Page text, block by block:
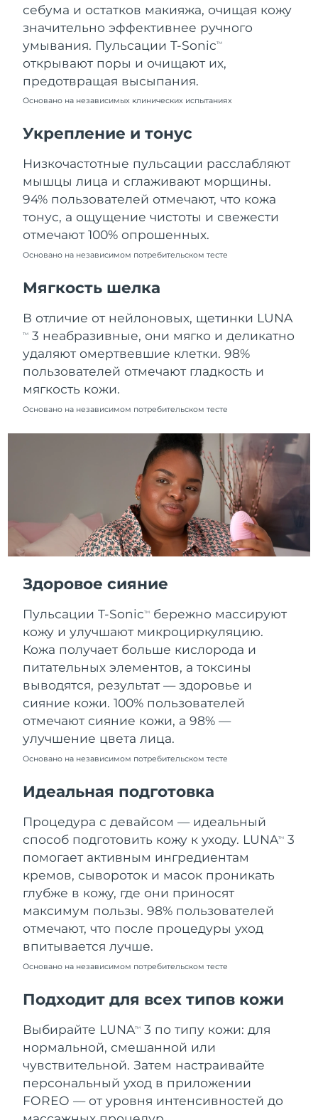
себума и остатков макияжа, очищая кожу
значительно эффективнее ручного
умывания. Пульсации T-SonicTM
открывают поры и очищают их,
предотвращая высыпания.
Основано на независимых клинических испытаниях
Укрепление и тонус
Низкочастотные пульсации расслабляют
мышцы лица и сглаживают морщины.
94% пользователей отмечают, что кожа
тонус, а ощущение чистоты и свежести
отмечают 100% опрошенных.
Основано на независимом потребительском тесте
Мягкость шелка
В отличие от нейлоновых, щетинки LUNA
TM
3 неабразивные, они мягко и деликатно
удаляют омертвевшие клетки. 98%
пользователей отмечают гладкость и
мягкость кожи.
Основано на независимом потребительском тесте
Здоровое сияние
Пульсации T-SonicTM
бережно массируют
кожу и улучшают микроциркуляцию.
Кожа получает больше кислорода и
питательных элементов, а токсины
выводятся, результат — здоровье и
сияние кожи. 100% пользователей
отмечают сияние кожи, а 98% —
улучшение цвета лица.
Основано на независимом потребительском тесте
Идеальная подготовка
Процедура с девайсом — идеальный
способ подготовить кожу к уходу. LUNATM
3
помогает активным ингредиентам
кремов, сывороток и масок проникать
глубже в кожу, где они приносят
максимум пользы. 98% пользователей
отмечают, что после процедуры уход
впитывается лучше.
Основано на независимом потребительском тесте
Подходит для всех типов кожи
Выбирайте LUNATM
3 по типу кожи: для
нормальной, смешанной или
чувствительной. Затем настраивайте
персональный уход в приложении
FOREO — от уровня интенсивностей до
Оман
Ожидаемая дата доставки
8/15/26
Филиппины
Ожидаемая дата доставки
Польша
Португалия
Ожидаемая дата доставки
Пуэрто-Рико
Ожидаемая дата доставки
Катар
Ожидаемая дата доставки
Румыния
8/12/26
Россия
Ожидаемая дата доставки
Саудовская Аравия
Ожидаемая дата доставки
8/14/26
Ожидаемая дата доставки
8/12/26
Словения
Ожидаемая дата доставки
8/12/26
Республика
Республика Корея
Ожидаемая дата доставки
8/14/26
Ожидаемая дата доставки
Швеция
Ожидаемая дата доставки
Швейцария
Ожидаемая дата доставки
Тайвань
Таиланд
Ожидаемая дата доставки
8/16/26
Турция
Ожидаемая дата доставки
8/13/26
ОАЭ
Ожидаемая дата доставки
Великобритания
Соединенные
Штаты
Ожидаемая дата доставки
Узбекистан
Ожидаемая дата доставки
Вьетнам
Ожидаемая дата доставки
8/18/26